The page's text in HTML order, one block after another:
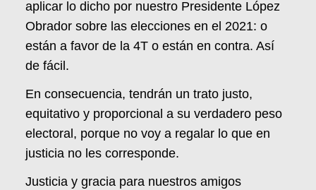
aplicar lo dicho por nuestro Presidente López
Obrador sobre las elecciones en el 2021: o
están a favor de la 4T o están en contra. Así
de fácil.
En consecuencia, tendrán un trato justo,
equitativo y proporcional a su verdadero peso
electoral, porque no voy a regalar lo que en
justicia no les corresponde.
Justicia y gracia para nuestros amigos